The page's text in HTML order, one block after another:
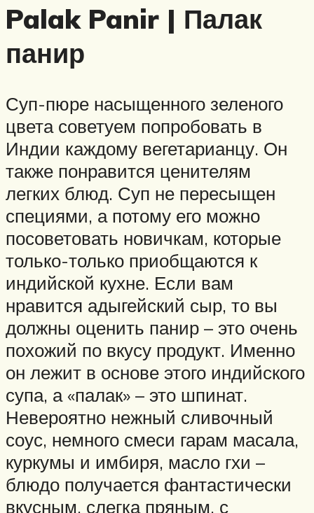
Palak Panir | Палак
панир
Суп-пюре насыщенного зеленого
цвета советуем попробовать в
Индии каждому вегетарианцу. Он
также понравится ценителям
легких блюд. Суп не пересыщен
специями, а потому его можно
посоветовать новичкам, которые
только-только приобщаются к
индийской кухне. Если вам
нравится адыгейский сыр, то вы
должны оценить панир – это очень
похожий по вкусу продукт. Именно
он лежит в основе этого индийского
супа, а «палак» – это шпинат.
Невероятно нежный сливочный
соус, немного смеси гарам масала,
куркумы и имбиря, масло гхи –
блюдо получается фантастически
вкусным, слегка пряным, с